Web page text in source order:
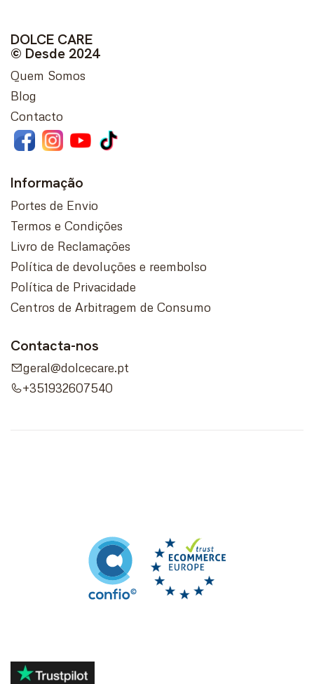
DOLCE CARE
© Desde 2024
Quem Somos
Blog
Contacto
Informação
Portes de Envio
Termos e Condições
Livro de Reclamações
Política de devoluções e reembolso
Política de Privacidade
Centros de Arbitragem de Consumo
Contacta-nos
geral@dolcecare.pt
+351932607540